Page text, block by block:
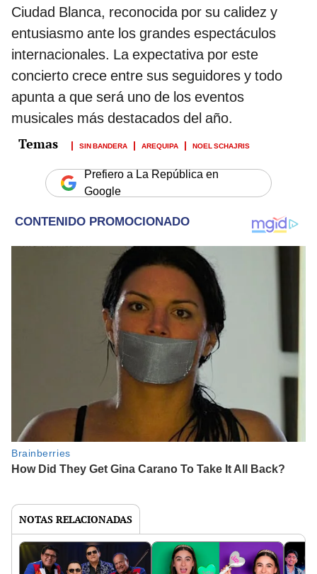
Ciudad Blanca, reconocida por su calidez y
entusiasmo ante los grandes espectáculos
internacionales. La expectativa por este
concierto crece entre sus seguidores y todo
apunta a que será uno de los eventos
musicales más destacados del año.
SIN BANDERA AREQUIPA NOEL SCHAJRIS
Prefiero a La República en
Google
NOTAS RELACIONADAS